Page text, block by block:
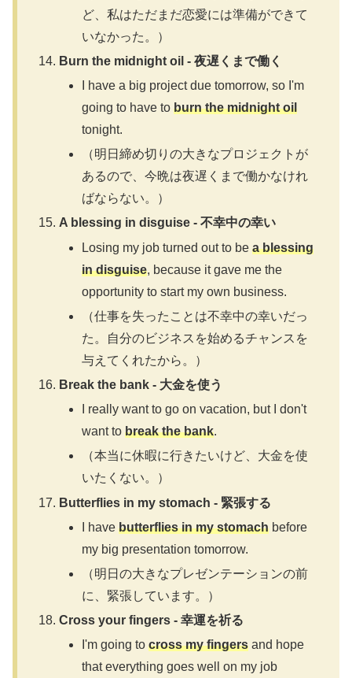
ど、私はただまだ恋愛には準備ができて
いなかった。）
Burn the midnight oil - 夜遅くまで働く
I have a big project due tomorrow, so I'm
going to have toburn the midnight oil
tonight.
（明日締め切りの大きなプロジェクトが
あるので、今晩は夜遅くまで働かなけれ
ばならない。）
A blessing in disguise - 不幸中の幸い
Losing my job turned out to bea blessing
in disguise, because it gave me the
opportunity to start my own business.
（仕事を失ったことは不幸中の幸いだっ
た。自分のビジネスを始めるチャンスを
与えてくれたから。）
Break the bank - 大金を使う
I really want to go on vacation, but I don't
want tobreak the bank.
（本当に休暇に行きたいけど、大金を使
いたくない。）
Butterflies in my stomach - 緊張する
I havebutterflies in my stomach before
my big presentation tomorrow.
（明日の大きなプレゼンテーションの前
に、緊張しています。）
Cross your fingers - 幸運を祈る
I'm going tocross my fingers and hope
that everything goes well on my job